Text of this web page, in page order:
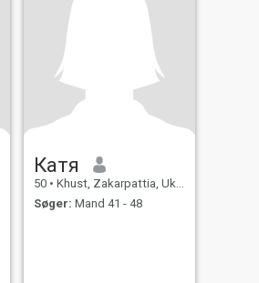
Катя
50 • Khust, Zakarpattia, Ukraine
Søger: Mand 41 - 48